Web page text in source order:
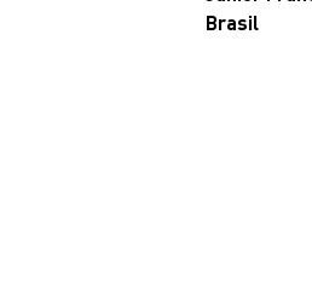
Brasil